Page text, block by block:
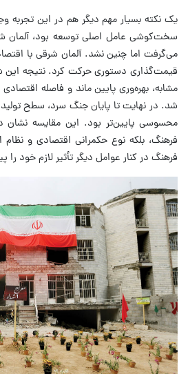
یک نکته بسیار مهم دیگر هم در این تجربه‌
سخت‌کوشی عامل اصلی توسعه بود، آلمان
می‌گرفت اما چنین نشد. آلمان شرقی با
قیمت‌گذاری دستوری حرکت کرد. نتیجه این
مشابه، بهره‌وری پایین ماند و فاصله
شد. در نهایت تا پایان جنگ سرد، سطح تولید
محسوسی پایین‌تر بود. این مقایسه نشان
فرهنگ، بلکه نوع حکمرانی اقتصادی و
فرهنگ در کنار عوامل دیگر تأثیر لازم خود را